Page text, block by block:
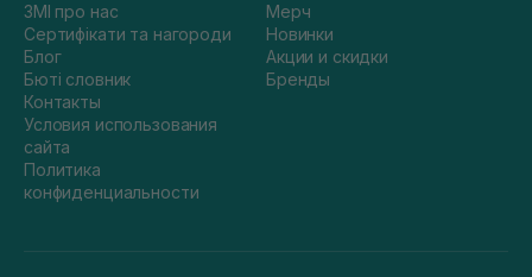
ЗМІ про нас
Сертифікати та нагороди
Блог
Бюті словник
Контакты
Условия использования
сайта
Политика
конфиденциальности
Мерч
Новинки
Акции и скидки
Бренды